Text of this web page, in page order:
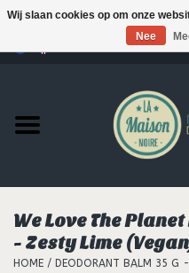
Producten
MERKEN
Support
We Love The
- Zesty Lime
HOME / DEODORANT BALM 35 G
Wij slaan cookies op om onze
Nee